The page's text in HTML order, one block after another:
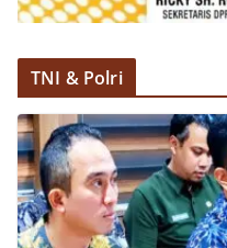
TNI & Polri